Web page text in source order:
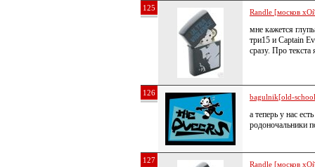
125 Randle [москов
мне кажется
три15 и Captain
сразу. Про
126 bagulnik[old-
а теперь у нас
родоночальники
127 Randle [москов